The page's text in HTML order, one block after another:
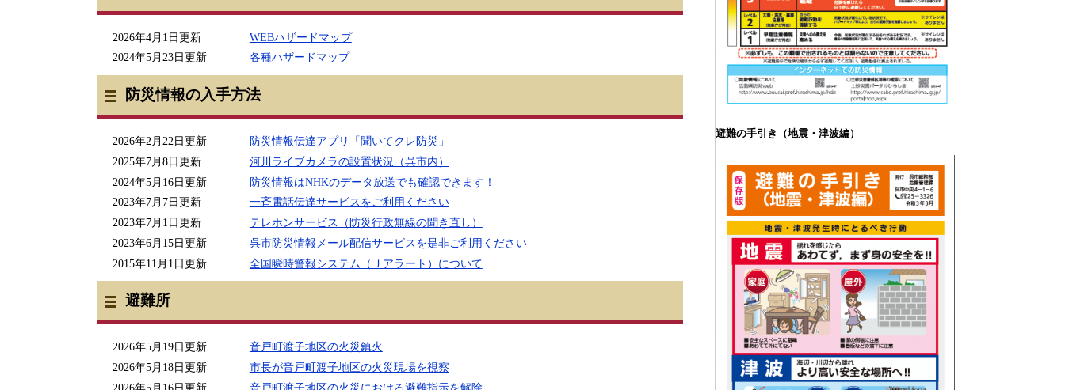
2026年4月1日更新
WEBハザードマップ
2024年5月23日更新
各種ハザードマップ
防災情報の入手方法
2026年2月22日更新
防災情報伝達アプリ「聞いてクレ防災」
2025年7月8日更新
河川ライブカメラの設置状況（呉市内）
2024年5月16日更新
防災情報はNHKのデータ放送でも確認できます！
2023年7月7日更新
一斉電話伝達サービスをご利用ください
2023年7月1日更新
テレホンサービス（防災行政無線の聞き直し）
2023年6月15日更新
呉市防災情報メール配信サービスを是非ご利用ください
2015年11月1日更新
全国瞬時警報システム（Ｊアラート）について
避難所
2026年5月19日更新
音戸町渡子地区の火災鎮火
2026年5月18日更新
市長が音戸町渡子地区の火災現場を視察
2026年5月16日更新
音戸町渡子地区の火災における避難指示を解除
避難の手引き（地震・津波編）